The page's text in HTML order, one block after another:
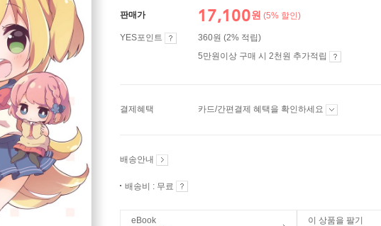
판매가 17,100원 (5% 할인)
YES포인트
360원 (2% 적립)
5만원이상 구매 시 2천원 추가적립
결제혜택 카드/간편결제 혜택을 확인하세요
배송안내
배송비 : 무료
eBook
이 상품을 팔기